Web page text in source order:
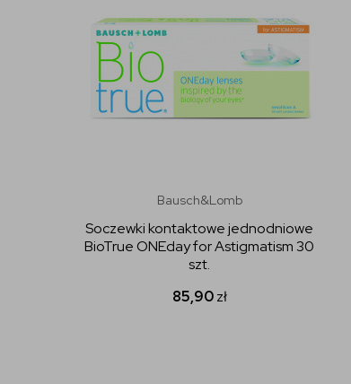
Bausch&Lomb
Soczewki kontaktowe jednodniowe
BioTrue ONEday for Astigmatism 30
szt.
85,90zł